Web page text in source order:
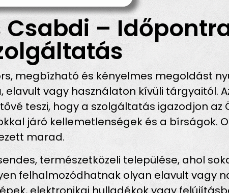
–
megbízható és kényelmes megoldást
vagy használaton kívüli tárgyaitól.
teszi, hogy a szolgáltatás igazodjon
járó kellemetlenségek és a bírságok.
marad.
természetközeli települése, ahol
felhalmozódhatnak olyan elavult vagy